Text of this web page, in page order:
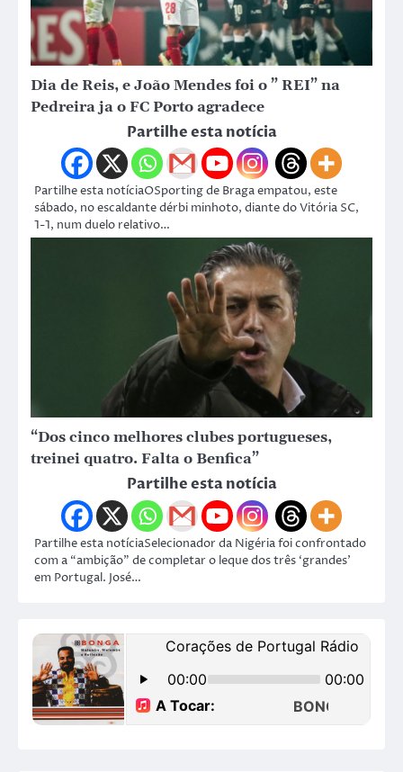
Dia de Reis, e João Mendes foi o ” REI” na
Pedreira ja o FC Porto agradece
Partilhe esta notícia
Partilhe esta notíciaOSporting de Braga empatou, este
sábado, no escaldante dérbi minhoto, diante do Vitória SC,
1-1, num duelo relativo…
“Dos cinco melhores clubes portugueses,
treinei quatro. Falta o Benfica”
Partilhe esta notícia
Partilhe esta notíciaSelecionador da Nigéria foi confrontado
com a “ambição” de completar o leque dos três ‘grandes’
em Portugal. José…